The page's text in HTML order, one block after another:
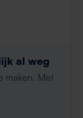
al weg
maken. Met